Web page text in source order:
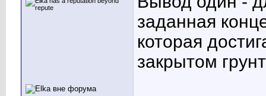
заданная
которая
закрытом